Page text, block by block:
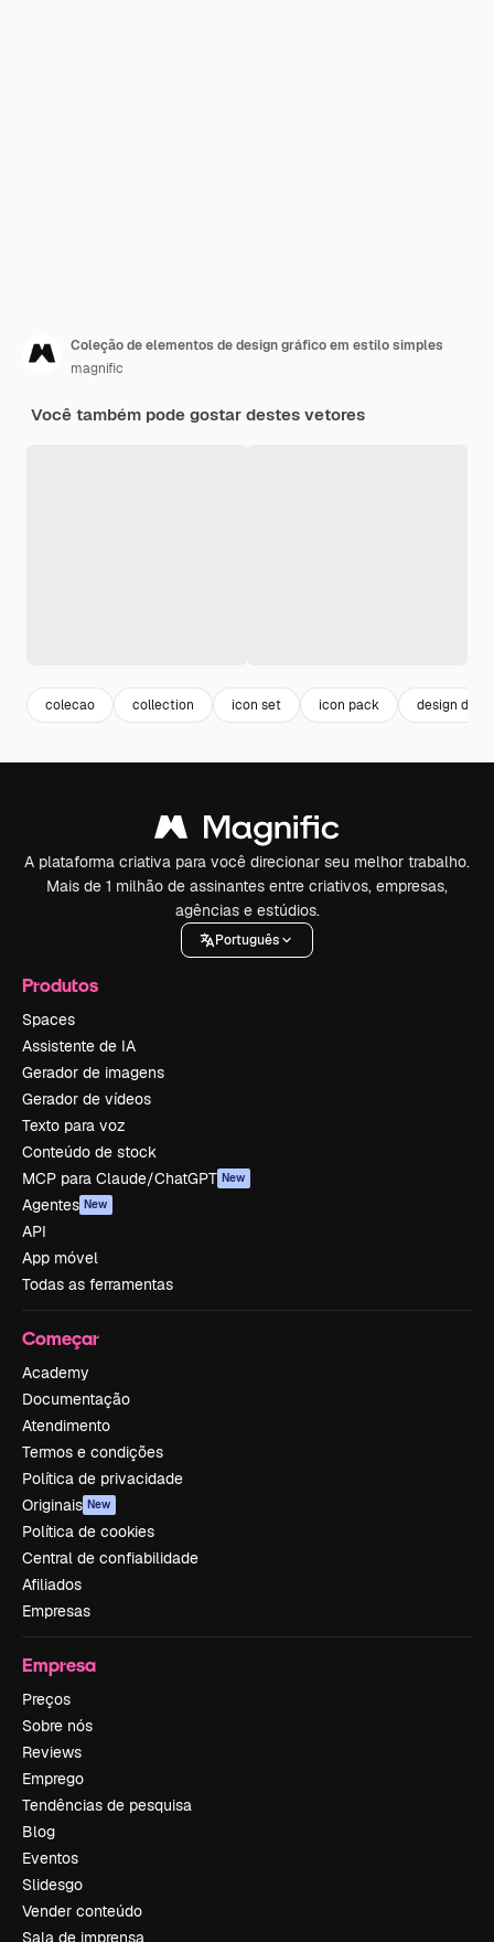
Coleção de elementos de design gráfico em estilo simples
magnific
Você também pode gostar destes vetores
colecao collection icon set icon pack design do
A plataforma criativa para você direcionar seu melhor trabalho.
Mais de 1 milhão de assinantes entre criativos, empresas,
agências e estúdios.
Português
Produtos
Spaces
Assistente de IA
Gerador de imagens
Gerador de vídeos
Texto para voz
Conteúdo de stock
MCP para Claude/ChatGPT New
Agentes New
API
App móvel
Todas as ferramentas
Começar
Academy
Documentação
Atendimento
Termos e condições
Política de privacidade
Originais New
Política de cookies
Central de confiabilidade
Afiliados
Empresas
Empresa
Preços
Sobre nós
Reviews
Emprego
Tendências de pesquisa
Blog
Eventos
Slidesgo
Vender conteúdo
Sala de imprensa